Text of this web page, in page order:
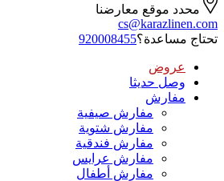
محدد موقع معارضنا
cs@karazlinen.com
تحتاج مساعدة؟920008455
عروض
وصل حديثا
مفارش
مفارش صيفية
مفارش شتوية
مفارش فندقية
مفارش عرايس
مفارش أطفال